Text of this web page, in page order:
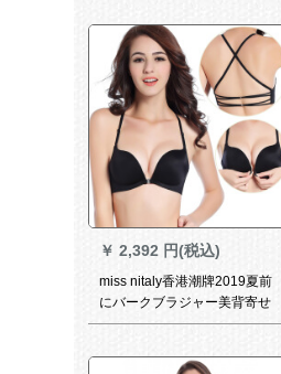
￥ 2,392 円(税込)
miss nitaly香港潮牌2019夏前
にバークブラジャー美背寄せ
ブラスト厚手セクシー露背交
百合ヴァンブラ34/75 AB中厚